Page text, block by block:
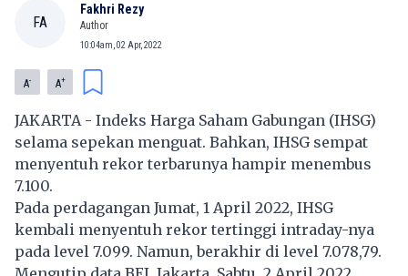
FA
Fakhri Rezy
Author
10:04am, 02 Apr, 2022
A- A+
JAKARTA - Indeks Harga Saham Gabungan (IHSG)
selama sepekan menguat. Bahkan, IHSG sempat
menyentuh rekor terbarunya hampir menembus
7.100.
Pada perdagangan Jumat, 1 April 2022, IHSG
kembali menyentuh rekor tertinggi intraday-nya
pada level 7.099. Namun, berakhir di level 7.078,79.